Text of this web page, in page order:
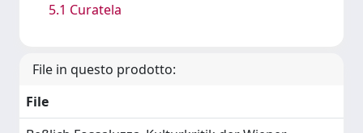
5.1 Curatela
File in questo prodotto:
File